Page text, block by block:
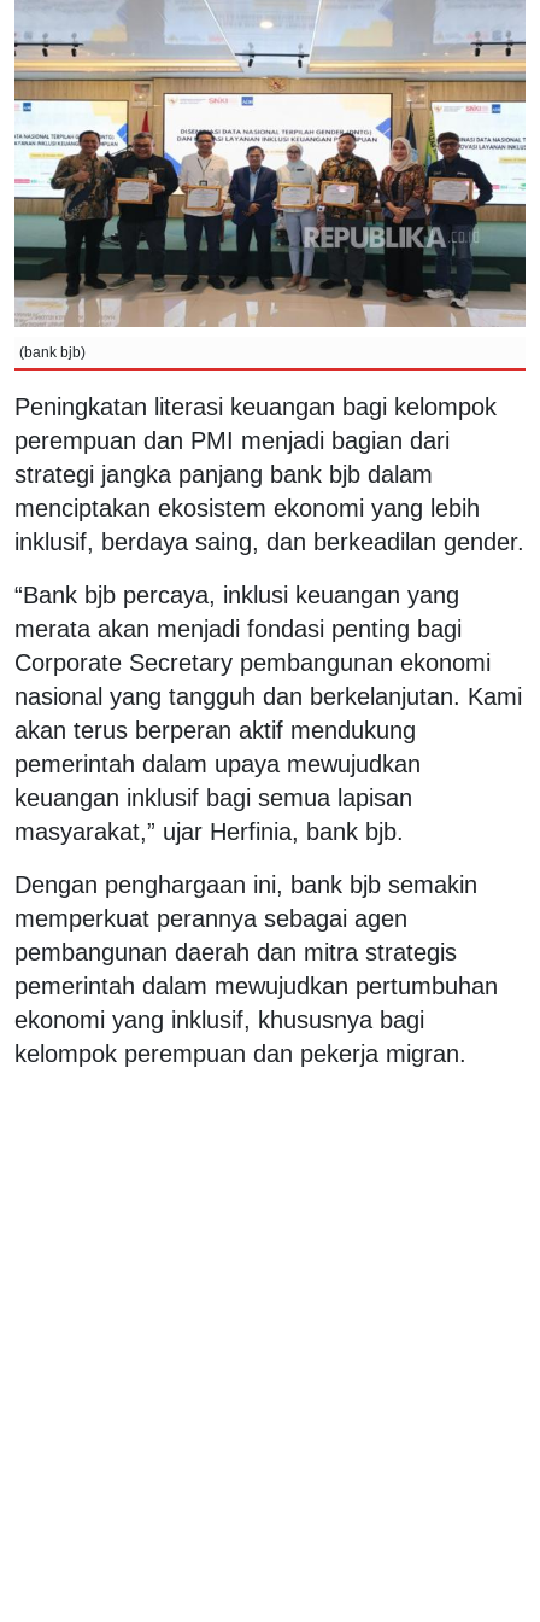
(bank bjb)
Peningkatan literasi keuangan bagi kelompok
perempuan dan PMI menjadi bagian dari
strategi jangka panjang bank bjb dalam
menciptakan ekosistem ekonomi yang lebih
inklusif, berdaya saing, dan berkeadilan gender.
“Bank bjb percaya, inklusi keuangan yang
merata akan menjadi fondasi penting bagi
Corporate Secretary pembangunan ekonomi
nasional yang tangguh dan berkelanjutan. Kami
akan terus berperan aktif mendukung
pemerintah dalam upaya mewujudkan
keuangan inklusif bagi semua lapisan
masyarakat,” ujar Herfinia, bank bjb.
Dengan penghargaan ini, bank bjb semakin
memperkuat perannya sebagai agen
pembangunan daerah dan mitra strategis
pemerintah dalam mewujudkan pertumbuhan
ekonomi yang inklusif, khususnya bagi
kelompok perempuan dan pekerja migran.